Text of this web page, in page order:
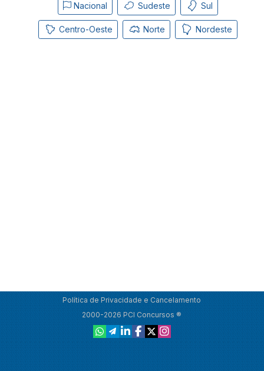
Nacional Sudeste Sul
Centro-Oeste Norte Nordeste
Política de Privacidade e Cancelamento
2000-2026 PCI Concursos ®